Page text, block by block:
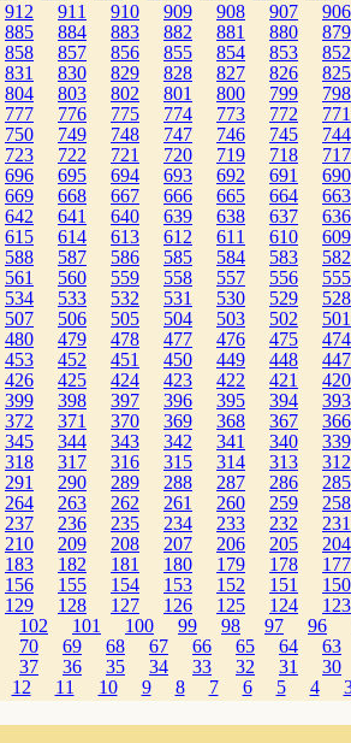
912 911 910 909 908 907 906
885 884 883 882 881 880 879
858 857 856 855 854 853 852
831 830 829 828 827 826 825
804 803 802 801 800 799 798
777 776 775 774 773 772 771
750 749 748 747 746 745 744
723 722 721 720 719 718 717
696 695 694 693 692 691 690
669 668 667 666 665 664 663
642 641 640 639 638 637 636
615 614 613 612 611 610 609
588 587 586 585 584 583 582
561 560 559 558 557 556 555
534 533 532 531 530 529 528
507 506 505 504 503 502 501
480 479 478 477 476 475 474
453 452 451 450 449 448 447
426 425 424 423 422 421 420
399 398 397 396 395 394 393
372 371 370 369 368 367 366
345 344 343 342 341 340 339
318 317 316 315 314 313 312
291 290 289 288 287 286 285
264 263 262 261 260 259 258
237 236 235 234 233 232 231
210 209 208 207 206 205 204
183 182 181 180 179 178 177
156 155 154 153 152 151 150
129 128 127 126 125 124 123
102 101 100 99 98 97 96
70 69 68 67 66 65 64 63
37 36 35 34 33 32 31 30
12 11 10 9 8 7 6 5 4